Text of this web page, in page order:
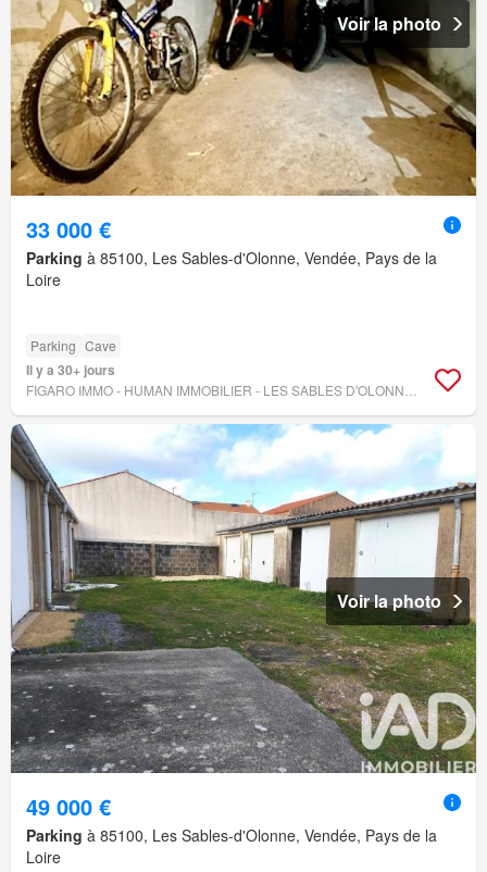
Voir la photo
33 000 €
Parking à 85100, Les Sables-d'Olonne, Vendée, Pays de la
Loire
Parking Cave
Il y a 30+ jours
Voir la photo
49 000 €
Parking à 85100, Les Sables-d'Olonne, Vendée, Pays de la
Loire